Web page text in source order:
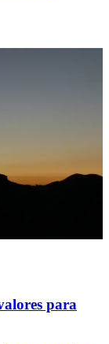
para